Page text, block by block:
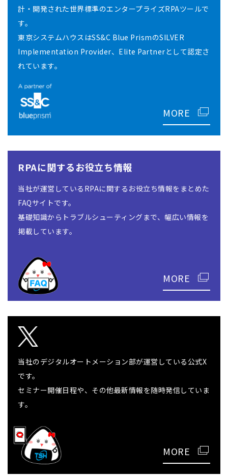
計・開発された世界標準のエンタープライズRPAツールで
す。
東京システムハウスはSS&C Blue PrismのSILVER
Implementation Provider、Elite Partnerとして認定さ
れています。
MORE
RPAに関するお役立ち情報
当社が運営しているRPAに関するお役立ち情報をまとめた
FAQサイトです。
基礎知識からトラブルシューティングまで、幅広い情報を
掲載しています。
MORE
当社のデジタルオートメーション部が運営している公式X
です。
セミナー開催日程や、その他最新情報を随時発信していま
す。
MORE